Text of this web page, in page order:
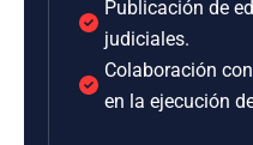
Publicación de
judiciales.
Colaboración
en la ejecución